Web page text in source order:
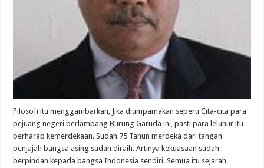
Pilosofi itu menggambarkan, Jika diumpamakan seperti Cita-cita para
pejuang negeri berlambang Burung Garuda ini, pasti para leluhur itu
berharap kemerdekaan. Sudah 75 Tahun merdeka dari tangan
penjajah bangsa asing sudah diraih. Artinya kekuasaan sudah
berpindah kepada bangsa Indonesia sendiri. Semua itu sejarah